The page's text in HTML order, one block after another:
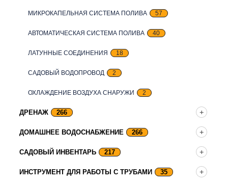
МИКРОКАПЕЛЬНАЯ СИСТЕМА ПОЛИВА 57
АВТОМАТИЧЕСКАЯ СИСТЕМА ПОЛИВА 40
ЛАТУННЫЕ СОЕДИНЕНИЯ 18
САДОВЫЙ ВОДОПРОВОД 2
ОХЛАЖДЕНИЕ ВОЗДУХА СНАРУЖИ 2
ДРЕНАЖ 266
ДОМАШНЕЕ ВОДОСНАБЖЕНИЕ 266
САДОВЫЙ ИНВЕНТАРЬ 217
ИНСТРУМЕНТ ДЛЯ РАБОТЫ С ТРУБАМИ 35